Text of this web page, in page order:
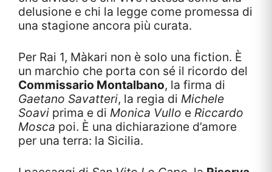
delusione e chi la legge come promessa di
una stagione ancora più curata.
Per Rai 1, Màkari non è solo una fiction. È
un marchio che porta con sé il ricordo del
Commissario Montalbano, la firma di
Gaetano Savatteri, la regia di Michele
Soavi prima e di Monica Vullo e Riccardo
Mosca poi. È una dichiarazione d’amore
per una terra: la Sicilia.